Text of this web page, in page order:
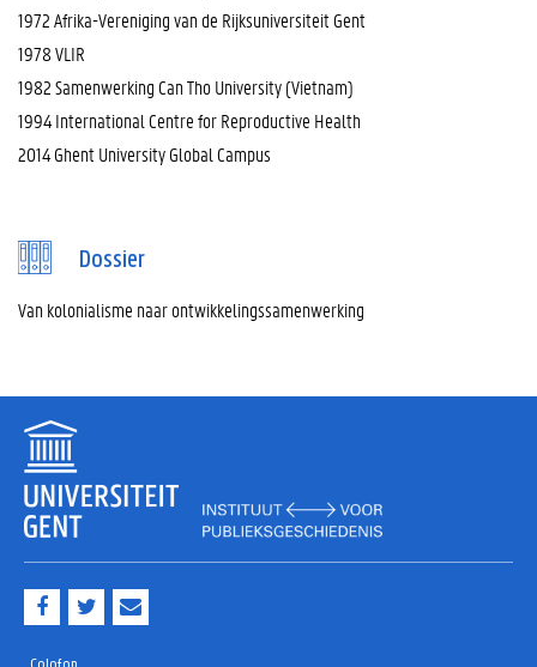
1972 Afrika-Vereniging van de Rijksuniversiteit Gent
1978 VLIR
1982 Samenwerking Can Tho University (Vietnam)
1994 International Centre for Reproductive Health
2014 Ghent University Global Campus
Dossier
Van kolonialisme naar ontwikkelingssamenwerking
e